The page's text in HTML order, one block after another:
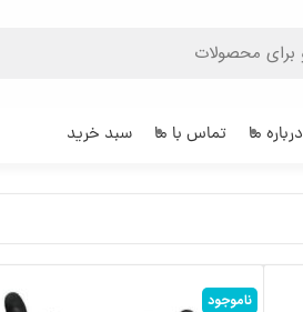
درباره ما تماس با ما سبد خرید
ناموجود